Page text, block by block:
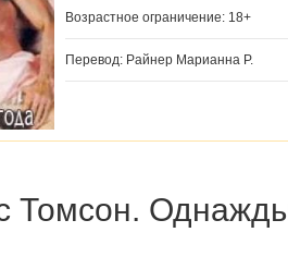
Возрастное ограничение: 18+
Перевод: Райнер Марианна Р.
Томсон.